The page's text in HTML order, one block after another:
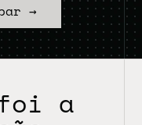
→
foi a